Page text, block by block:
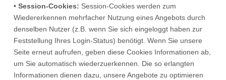
• Session-Cookies: Session-Cookies werden zum
Wiedererkennen mehrfacher Nutzung eines Angebots durch
denselben Nutzer (z.B. wenn Sie sich eingeloggt haben zur
Feststellung Ihres Login-Status) benötigt. Wenn Sie unsere
Seite erneut aufrufen, geben diese Cookies Informationen ab,
um Sie automatisch wiederzuerkennen. Die so erlangten
Informationen dienen dazu, unsere Angebote zu optimieren